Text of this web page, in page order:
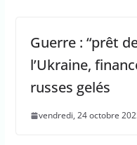
Guerre : “prêt
l’Ukraine,
russes gelés
vendredi, 24 octobre